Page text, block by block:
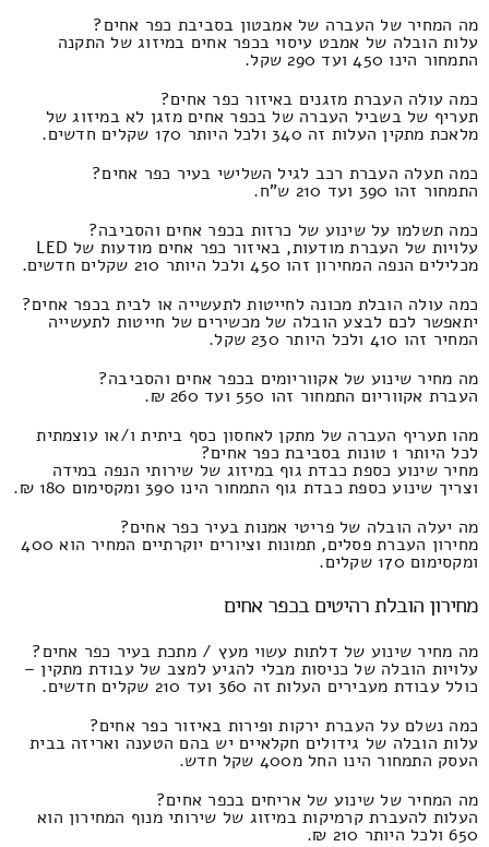
מה המחיר של העברה של אמבטון בסביבת כפר אחים?
עלות הובלה של אמבט עיסוי בכפר אחים במיזוג של התקנה
התמחור הינו 450 ועד 290 שקל.
כמה עולה העברת מזגנים באיזור כפר אחים?
תעריף של בשביל העברה של בכפר אחים מזגן לא במיזוג של
מלאכת מתקין העלות זה 340 ולכל היותר 170 שקלים חדשים.
כמה תעלה העברת רכב לגיל השלישי בעיר כפר אחים?
התמחור זהו 390 ועד 210 ש"ח.
כמה תשלמו על שינוע של כרזות בכפר אחים והסביבה?
עלויות של העברת מודעות, באיזור כפר אחים מודעות של LED
מכלילים הנפה המחירון זהו 450 ולכל היותר 210 שקלים חדשים.
כמה עולה הובלת מכונה לחייטות לתעשייה או לבית בכפר אחים?
יתאפשר לכם לבצע הובלה של מכשירים של חייטות לתעשייה
המחיר זהו 410 ולכל היותר 230 שקל.
מה מחיר שינוע של אקווריומים בכפר אחים והסביבה?
העברת אקווריום התמחור זהו 550 ועד 260 ₪.
מהו תעריף העברה של מתקן לאחסון כסף ביתית ו/או עוצמתית
לכל היותר 1 טונות בסביבת כפר אחים?
מחיר שינוע כספת כבדת גוף במיזוג של שירותי הנפה במידה
וצריך שינוע כספת כבדת גוף התמחור הינו 390 ומקסימום 180 ₪.
מה יעלה הובלה של פריטי אמנות בעיר כפר אחים?
מחירון העברת פסלים, תמונות וציורים יוקרתיים המחיר הוא 400
ומקסימום 170 שקלים.
מחירון הובלת רהיטים בכפר אחים
מה מחיר שינוע של דלתות עשוי מעץ / מתכת בעיר כפר אחים?
עלויות הובלה של כניסות מבלי להגיע למצב של עבודת מתקין –
כולל עבודת מעבירים העלות זה 360 ועד 210 שקלים חדשים.
כמה נשלם על העברת ירקות ופירות באיזור כפר אחים?
עלות הובלה של גידולים חקלאיים יש בהם הטענה ואריזה בבית
העסק התמחור הינו החל מ400 שקל חדש.
מה המחיר של שינוע של אריחים בכפר אחים?
העלות להעברת קרמיקות במיזוג של שירותי מנוף המחירון הוא
650 ולכל היותר 210 ₪.